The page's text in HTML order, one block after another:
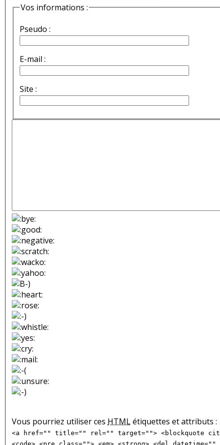
Vos informations :
Pseudo :
E-mail :
Site :
Vous pourriez utiliser ces HTMLétiquettes et attributs :
<a href="" title="" rel="" target=""> <blockquote